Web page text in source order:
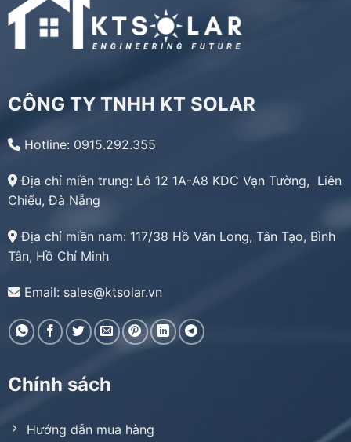
CÔNG TY TNHH KT SOLAR
Hotline: 0915.292.355
Địa chỉ miền trung: Lô 12 1A-A8 KDC Vạn Tường, Liên
Chiểu, Đà Nẵng
Địa chỉ miền nam: 117/38 Hồ Văn Long, Tân Tạo, Bình
Tân, Hồ Chí Minh
Email: sales@ktsolar.vn
Chính sách
Hướng dẫn mua hàng